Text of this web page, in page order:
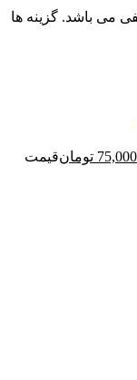
می باشد. گزینه ها
75,000 تومانقیمت